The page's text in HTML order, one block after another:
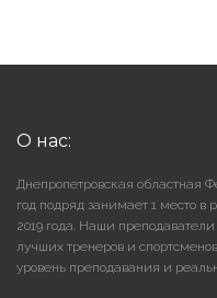
О нас:
Днепропетровская областная
год подряд занимает 1 место
2019 года. Наши
лучших тренеров и
уровень преподавания и